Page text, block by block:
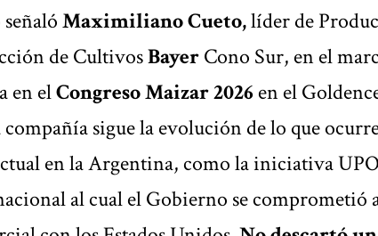
Maximiliano Cueto,líder de
de CultivosBayerCono Sur, en el
en elCongreso Maizar 2026en el
compañía sigue la evolución de lo que
en la Argentina, como la iniciativa
al cual el Gobierno se comprometió